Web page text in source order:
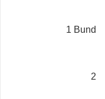
1 Bund
2